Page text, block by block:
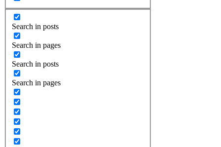
Search in posts
Search in pages
Search in posts
Search in pages